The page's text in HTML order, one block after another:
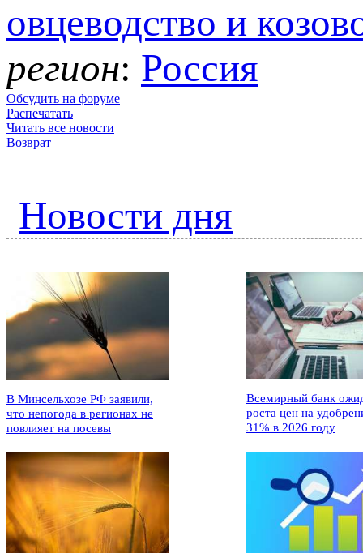
овцеводство и
регион: Россия
Обсудить на форуме
Распечатать
Читать все новости
Возврат
Новости дня
В Минсельхозе РФ заявили,
что непогода в регионах не
повлияет на посевы
Всемирный банк
роста цен на
31% в 2026 году